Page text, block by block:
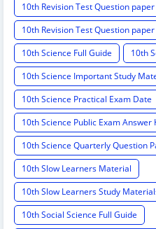
10th Revision Test Question
10th Revision Test Question
10th Science Full Guide
10th
10th Science Important Study
10th Science Practical Exam Date
10th Science Public Exam Answer
10th Science Quarterly Question
10th Slow Learners Material
10th Slow Learners Study
10th Social Science Full Guide